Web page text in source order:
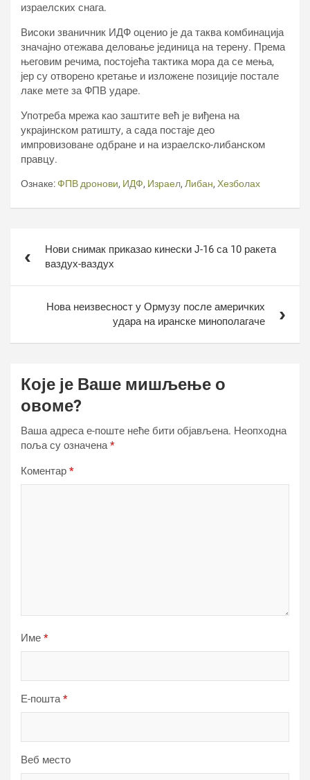
израелских снага.
Високи званичник ИДФ оценио је да таква комбинација
значајно отежава деловање јединица на терену. Према
његовим речима, постојећа тактика мора да се мења,
јер су отворено кретање и изложене позиције постале
лаке мете за ФПВ ударе.
Употреба мрежа као заштите већ је виђена на
украјинском ратишту, а сада постаје део
импровизоване одбране и на израелско-либанском
правцу.
Ознаке:ФПВ дронови, ИДФ, Израел, Либан, Хезболах
чланкаНови снимак приказао кинески Ј-16 са 10 ракета
ваздух-ваздух
Нова неизвесност у Ормузу после америчких
удара на иранске минополагаче
Које је Ваше мишљење о
овоме?
Ваша адреса е-поште неће бити објављена. Неопходна
поља су означена*
Коментар *
Име *
Е-пошта*
Веб место